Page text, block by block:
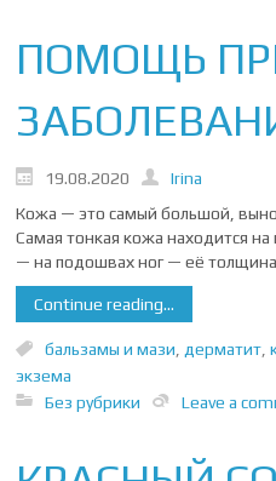
ПОМОЩЬ
19.08.2020
Irina
Кожа — это самый большой,
Самая тонкая кожа находится
— на подошвах ног — её
Continue reading...
бальзамы и мази дерматит,
экзема
Без рубрики
Leave a